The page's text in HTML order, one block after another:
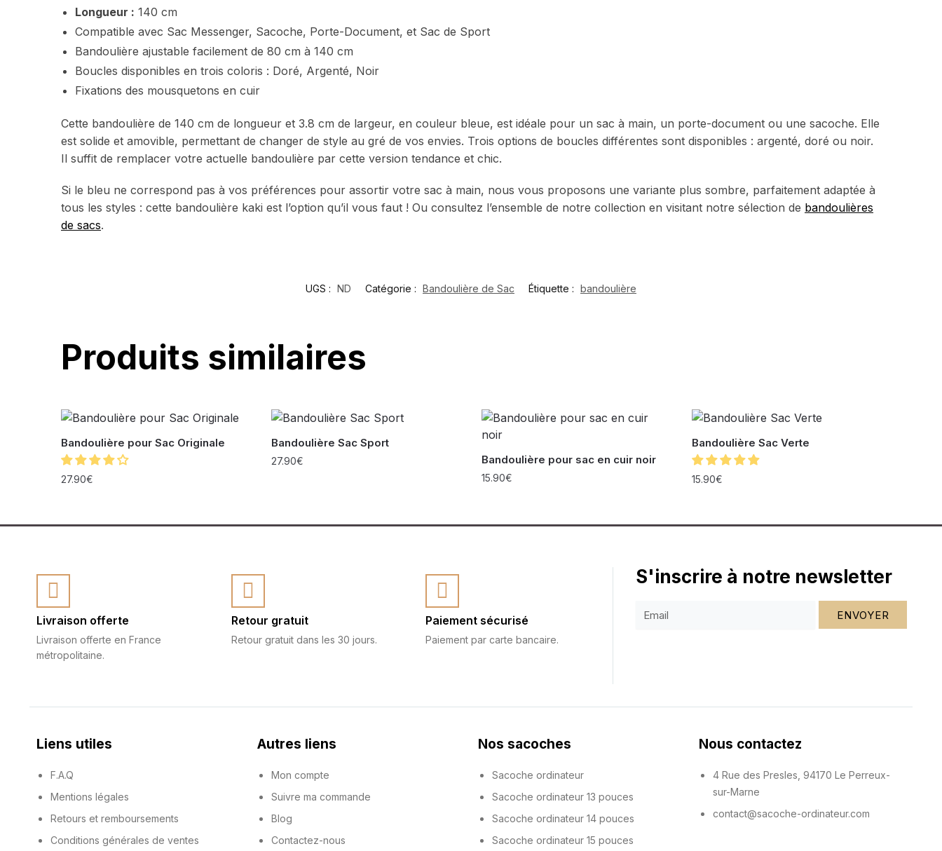
Longueur : 140 cm
Compatible avec Sac Messenger, Sacoche, Porte-Document, et Sac de Sport
Bandoulière ajustable facilement de 80 cm à 140 cm
Boucles disponibles en trois coloris : Doré, Argenté, Noir
Fixations des mousquetons en cuir
Cette bandoulière de 140 cm de longueur et 3.8 cm de largeur, en couleur bleue, est idéale pour un sac à main, un porte-document ou une sacoche. Elle
est solide et amovible, permettant de changer de style au gré de vos envies. Trois options de boucles différentes sont disponibles : argenté, doré ou noir.
Il suffit de remplacer votre actuelle bandoulière par cette version tendance et chic.
Si le bleu ne correspond pas à vos préférences pour assortir votre sac à main, nous vous proposons une variante plus sombre, parfaitement adaptée à
tous les styles : cette bandoulière kaki est l’option qu’il vous faut ! Ou consultez l’ensemble de notre collection en visitant notre sélection de bandoulières
de sacs.
UGS : ND Catégorie : Bandoulière de Sac Étiquette : bandoulière
Produits similaires
Bandoulière pour Sac Originale
27.90€
Bandoulière Sac Sport
27.90€ Bandoulière pour sac en cuir noir
15.90€
Bandoulière Sac Verte
15.90€
Livraison offerte
Livraison offerte en France
métropolitaine.
Retour gratuit
Retour gratuit dans les 30 jours.
Paiement sécurisé
Paiement par carte bancaire.
S'inscrire à notre newsletter
ENVOYER
Liens utiles
F.A.Q
Mentions légales
Retours et remboursements
Conditions générales de ventes
Autres liens
Mon compte
Suivre ma commande
Blog
Contactez-nous
Nos sacoches
Sacoche ordinateur
Sacoche ordinateur 13 pouces
Sacoche ordinateur 14 pouces
Sacoche ordinateur 15 pouces
Nous contactez
4 Rue des Presles, 94170 Le Perreux-
sur-Marne
contact@sacoche-ordinateur.com